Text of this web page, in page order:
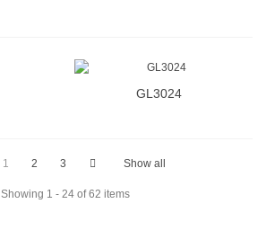
GL3024
1 2 3 Show all
Showing 1 - 24 of 62 items